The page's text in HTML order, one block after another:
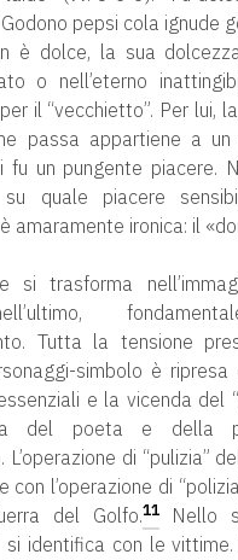
pepsi cola ignude
è dolce, la sua
o nell’eterno
il “vecchietto”. Per lui,
passa appartiene a
fu un pungente piacere.
su quale piacere
amaramente ironica: il
si trasforma
Tutta la tensione
simbolo è
e la vicenda del
del poeta e della
L’operazione di “pulizia”
con l’operazione di
del Golfo.11Nello
si identifica con le